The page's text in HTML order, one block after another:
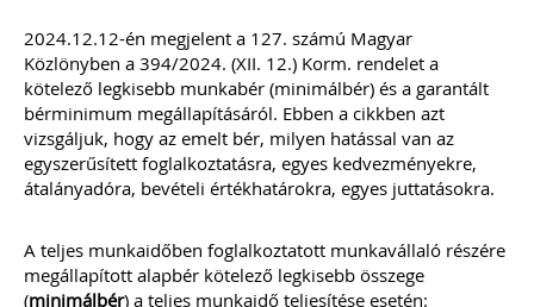
(VIII. 9.) 3. § alapján a 2022. augusztus
31-én a kisadózó vállalkozások tételes
adóját alkalmazó közkereseti társaság,
betéti társaság, egyéni cég, ügyvédi
irodaNEM kötelesa számvitelről szóló
2000. évi C. törvény 2/A. § (4)
bekezdése szerintinyitó mérlegét
könyvvizsgálóval ellenőriztetni.
Ár: 14.900 Ft
Tagoknak: Ingyenesen
2024.12.12-én megjelent a 127. számú Magyar
Közlönyben a 394/2024. (XII. 12.) Korm. rendelet a
kötelező legkisebb munkabér (minimálbér) és a garantált
bérminimum megállapításáról. Ebben a cikkben azt
vizsgáljuk, hogy az emelt bér, milyen hatással van az
egyszerűsített foglalkoztatásra, egyes kedvezményekre,
átalányadóra, bevételi értékhatárokra, egyes juttatásokra.
A teljes munkaidőben foglalkoztatott munkavállaló részére
megállapított alapbér kötelező legkisebb összege
(minimálbér) a teljes munkaidő teljesítése esetén: